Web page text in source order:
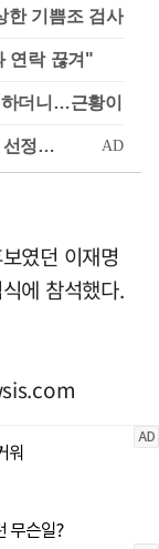
기쁨조 검사
연락 끊겨"
더니…근황이
였던 이재명
에 참석했다.